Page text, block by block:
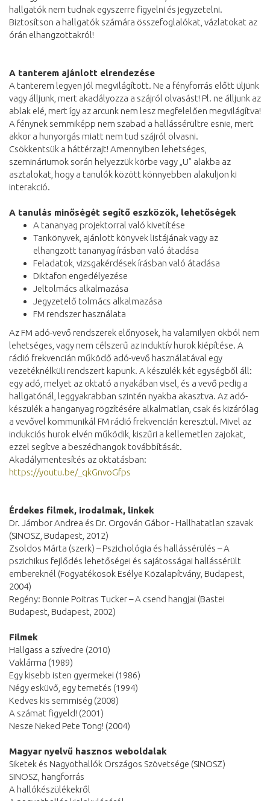
hallgatók nem tudnak egyszerre figyelni és jegyzetelni.
Biztosítson a hallgatók számára összefoglalókat, vázlatokat az
órán elhangzottakról!
A tanterem ajánlott elrendezése
A tanterem legyen jól megvilágított. Ne a fényforrás előtt üljünk
vagy álljunk, mert akadályozza a szájról olvasást! Pl. ne álljunk az
ablak elé, mert így az arcunk nem lesz megfelelően megvilágítva!
A fénynek semmiképp nem szabad a hallássérültre esnie, mert
akkor a hunyorgás miatt nem tud szájról olvasni.
Csökkentsük a háttérzajt! Amennyiben lehetséges,
szemináriumok során helyezzük körbe vagy „U” alakba az
asztalokat, hogy a tanulók között könnyebben alakuljon ki
interakció.
A tanulás minőségét segítő eszközök, lehetőségek
A tananyag projektorral való kivetítése
Tankönyvek, ajánlott könyvek listájának vagy az
elhangzott tananyag írásban való átadása
Feladatok, vizsgakérdések írásban való átadása
Diktafon engedélyezése
Jeltolmács alkalmazása
Jegyzetelő tolmács alkalmazása
FM rendszer használata
Az FM adó-vevő rendszerek előnyösek, ha valamilyen okból nem
lehetséges, vagy nem célszerű az induktív hurok kiépítése. A
rádió frekvencián működő adó-vevő használatával egy
vezetéknélküli rendszert kapunk. A készülék két egységből áll:
egy adó, melyet az oktató a nyakában visel, és a vevő pedig a
hallgatónál, leggyakrabban szintén nyakba akasztva. Az adó-
készülék a hanganyag rögzítésére alkalmatlan, csak és kizárólag
a vevővel kommunikál FM rádió frekvencián keresztül. Mivel az
indukciós hurok elvén működik, kiszűri a kellemetlen zajokat,
ezzel segítve a beszédhangok továbbítását.
Akadálymentesítés az oktatásban:
https://youtu.be/_qkGnvoGfps
Érdekes filmek, irodalmak, linkek
Dr. Jámbor Andrea és Dr. Orgován Gábor - Hallhatatlan szavak
(SINOSZ, Budapest, 2012)
Zsoldos Márta (szerk) – Pszichológia és hallássérülés – A
pszichikus fejlődés lehetőségei és sajátosságai hallássérült
embereknél (Fogyatékosok Esélye Közalapítvány, Budapest,
2004)
Regény: Bonnie Poitras Tucker – A csend hangjai (Bastei
Budapest, Budapest, 2002)
Filmek
Hallgass a szívedre (2010)
Vaklárma (1989)
Egy kisebb isten gyermekei (1986)
Négy esküvő, egy temetés (1994)
Kedves kis semmiség (2008)
A számat figyeld! (2001)
Nesze Neked Pete Tong! (2004)
Magyar nyelvű hasznos weboldalak
Siketek és Nagyothallók Országos Szövetsége (SINOSZ)
SINOSZ, hangforrás
A hallókészülékekről